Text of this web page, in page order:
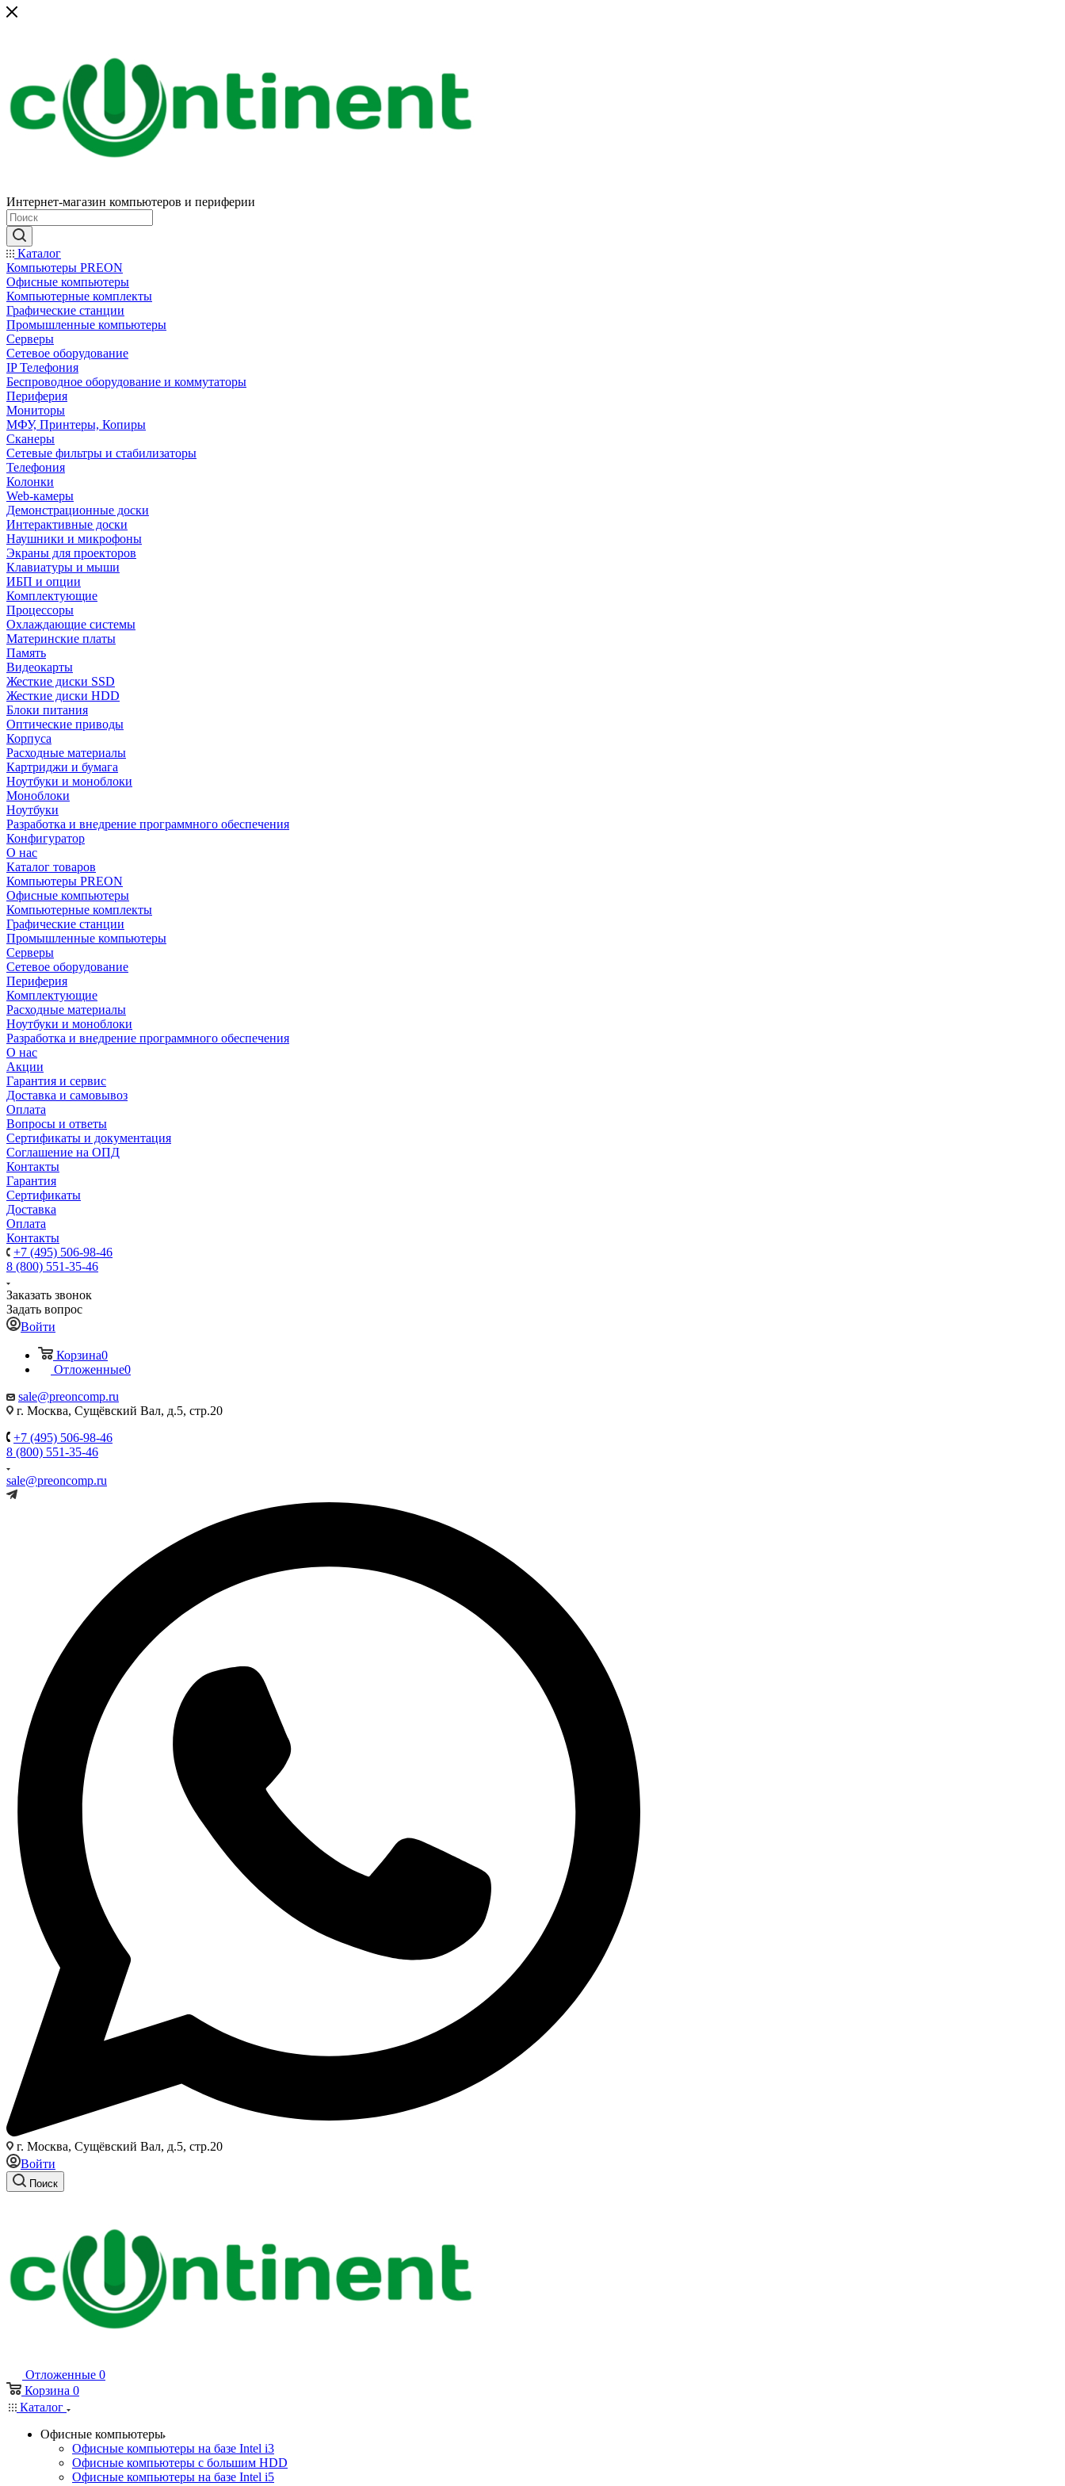
Интернет-магазин компьютеров и периферии
Каталог
Компьютеры PREON
Офисные компьютеры
Компьютерные комплекты
Графические станции
Промышленные компьютеры
Серверы
Сетевое оборудование
IP Телефония
Беспроводное оборудование и коммутаторы
Периферия
Мониторы
МФУ, Принтеры, Копиры
Сканеры
Сетевые фильтры и стабилизаторы
Телефония
Колонки
Web-камеры
Демонстрационные доски
Интерактивные доски
Наушники и микрофоны
Экраны для проекторов
Клавиатуры и мыши
ИБП и опции
Комплектующие
Процессоры
Охлаждающие системы
Материнские платы
Память
Видеокарты
Жесткие диски SSD
Жесткие диски HDD
Блоки питания
Оптические приводы
Корпуса
Расходные материалы
Картриджи и бумага
Ноутбуки и моноблоки
Моноблоки
Ноутбуки
Разработка и внедрение программного обеспечения
Конфигуратор
О нас
Каталог товаров
Компьютеры PREON
Офисные компьютеры
Компьютерные комплекты
Графические станции
Промышленные компьютеры
Серверы
Сетевое оборудование
Периферия
Комплектующие
Расходные материалы
Ноутбуки и моноблоки
Разработка и внедрение программного обеспечения
О нас
Акции
Гарантия и сервис
Доставка и самовывоз
Оплата
Вопросы и ответы
Сертификаты и документация
Соглашение на ОПД
Контакты
Гарантия
Сертификаты
Доставка
Оплата
Контакты
+7 (495) 506-98-46
8 (800) 551-35-46
Заказать звонок
Задать вопрос
Войти
Корзина0
Отложенные0
sale@preoncomp.ru
г. Москва, Сущёвский Вал, д.5, стр.20
+7 (495) 506-98-46
8 (800) 551-35-46
sale@preoncomp.ru
г. Москва, Сущёвский Вал, д.5, стр.20
Войти
Поиск
Отложенные 0
Корзина 0
Каталог
Офисные компьютеры
Офисные компьютеры на базе Intel i3
Офисные компьютеры с большим HDD
Офисные компьютеры на базе Intel i5